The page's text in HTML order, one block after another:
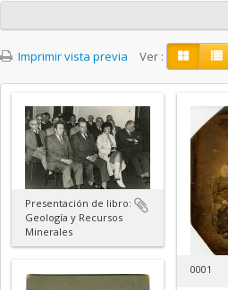
Imprimir vista previa Ver :
Presentación de libro:
Geología y Recursos
Minerales
0001